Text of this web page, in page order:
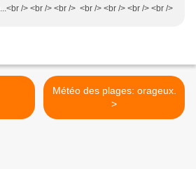
/> <br /> <br /> <br /> <br /> <br /> <br />
Météo des plages: orageux.
>